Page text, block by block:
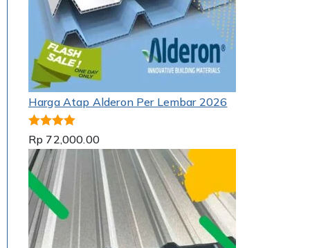
Harga Atap Alderon Per Lembar 2026
Dinilai 5.00
dari 5
Rp 72,000.00